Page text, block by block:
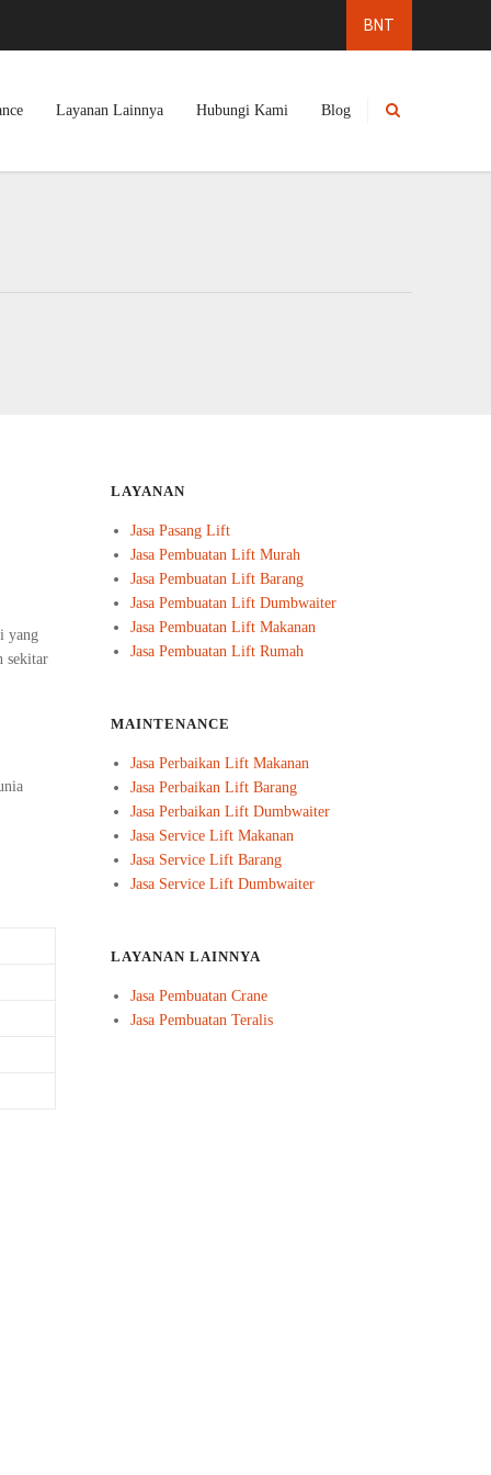
Layanan Lainnya Hubungi Kami Blog
yang
sekitar
LAYANAN
Jasa Pasang Lift
Jasa Pembuatan Lift Murah
Jasa Pembuatan Lift Barang
Jasa Pembuatan Lift Dumbwaiter
Jasa Pembuatan Lift Makanan
Jasa Pembuatan Lift Rumah
MAINTENANCE
Jasa Perbaikan Lift Makanan
Jasa Perbaikan Lift Barang
Jasa Perbaikan Lift Dumbwaiter
Jasa Service Lift Makanan
Jasa Service Lift Barang
Jasa Service Lift Dumbwaiter
LAYANAN LAINNYA
Jasa Pembuatan Crane
Jasa Pembuatan Teralis